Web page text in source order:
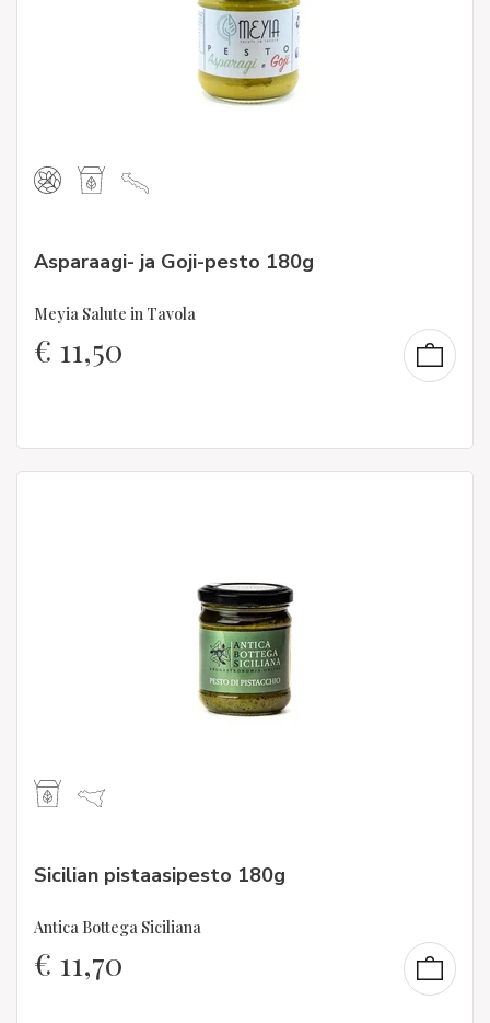
Asparaagi- ja Goji-pesto 180g
Meyia Salute in Tavola
€ 11,50
Sicilian pistaasipesto 180g
Antica Bottega Siciliana
€ 11,70